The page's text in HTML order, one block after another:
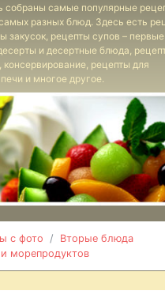
собраны самые популярные
разных блюд. Здесь есть
закусок, рецепты супов –
и десертные блюда,
рецепты для
и многое другое.
с фото
Вторые блюда
морепродуктов